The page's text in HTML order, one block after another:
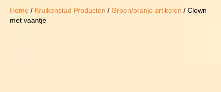
Home / Kruikenstad Producten / Groen/oranje artikelen / Clown
met vaantje